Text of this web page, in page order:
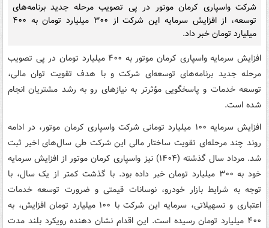
شرکت واسپاری کرمان موتور در پی تصویب مرحله جدید برنامه‌های
توسعه، از افزایش سرمایه این شرکت از ۳۰۰ میلیارد تومان به ۴۰۰
میلیارد تومان خبر داد.
افزایش سرمایه واسپاری کرمان موتور به ۴۰۰ میلیارد تومان در پی تصویب
مرحله جدید برنامه‌های توسعه‌ای شرکت و با هدف تقویت توان مالی،
توسعه خدمات و پاسخگویی مؤثرتر به نیازهای رو به رشد مشتریان انجام
شده است.
افزایش سرمایه ۱۰۰ میلیارد تومانی شرکت واسپاری کرمان موتور، در ادامه
روند چند مرحله‌ای تقویت ساختار مالی این شرکت طی سال‌های اخیر ثبت
شد. مرداد سال گذشته (۱۴۰۴) نیز واسپاری کرمان موتور از افزایش سرمایه
خود به ۳۰۰ میلیارد تومان خبر داده بود. با گذشت کمتر از یک سال، با
توجه به شرایط بازار خودرو، نوسانات قیمتی و ضرورت توسعه خدمات
اعتباری و تسهیلاتی، سرمایه این شرکت با ۱۰۰ میلیارد تومان افزایش، به
۴۰۰ میلیارد تومان رسیده است. این اقدام نشان دهنده رویکرد بلند مدت